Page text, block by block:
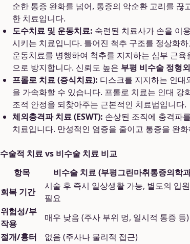
순한 통증 완화를 넘어, 통증의 악순환 고리를
한 치료입니다.
도수치료 및 운동치료: 숙련된 치료사가 손을 이
시키는 치료입니다. 틀어진 척추 구조를 정상화
운동치료를 병행하여 척추를 지지하는 심부 근
으로 방지합니다. 신뢰도 높은 부평 비수술 정형
프롤로 치료 (증식치료): 디스크를 지지하는 인대
을 가속화할 수 있습니다. 프롤로 치료는 인대
조적 안정을 되찾아주는 근본적인 치료법입니다.
체외충격파 치료 (ESWT): 손상된 조직에 충격파
치료입니다. 만성적인 염증을 줄이고 통증을 완
수술적 치료 vs 비수술 치료 비교
항목
비수술 치료 (부평그린마취통증의학
회복 기간
시술 후 즉시 일상생활 가능, 별도의 입
필요
위험성/부
작용
매우 낮음 (주사 부위 멍, 일시적 통증 등)
절개/흉터
없음 (주사나 물리적 접근)